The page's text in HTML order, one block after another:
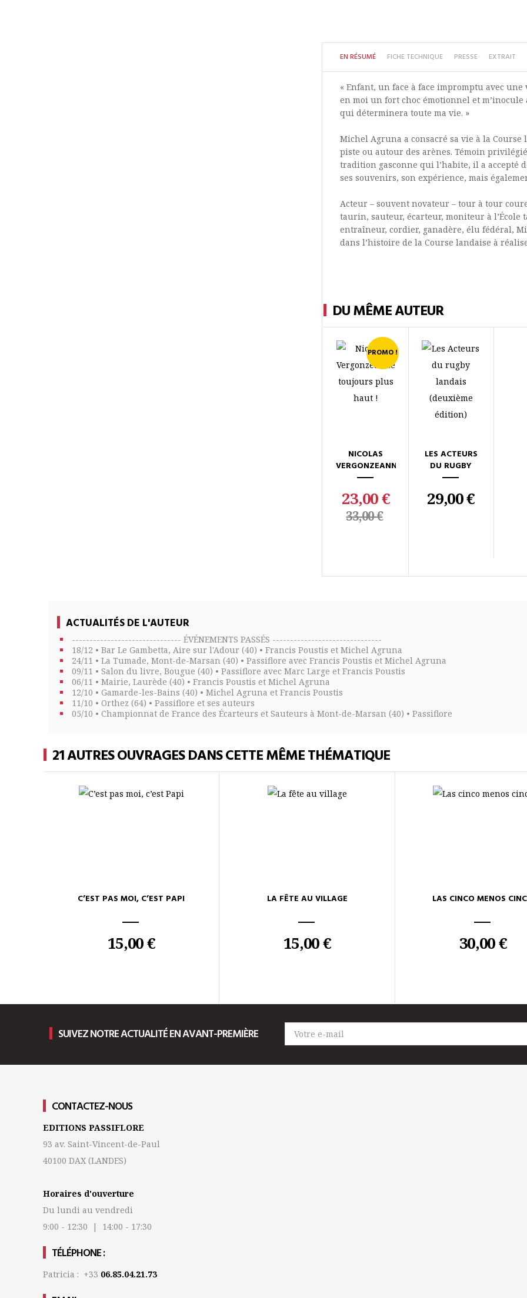
EN RÉSUMÉ FICHE TECHNIQUE PRESSE EXTRAIT
« Enfant, un face à face impromptu avec
en moi un fort choc émotionnel et
qui déterminera toute ma vie. »
Michel Agruna a consacré sa vie à la
piste ou autour des arènes. Témoin
tradition gasconne qui l’habite, il a accepté
ses souvenirs, son expérience, mais
Acteur – souvent novateur – tour à tour
taurin, sauteur, écarteur, moniteur à
entraîneur, cordier, ganadère, élu fédéral,
dans l’histoire de la Course landaise à
DU MÊME AUTEUR
PROMO !
NICOLAS
VERGONZEANNE,
TOUJOURS
23,00 €
33,00 €
LES ACTEURS
DU RUGBY
LANDAIS
29,00 €
ACTUALITÉS DE L'AUTEUR
------------------------------- ÉVÉNEMENTS PASSÉS -------------------------------
18/12 • Bar Le Gambetta, Aire sur l'Adour (40) • Francis Poustis et Michel Agruna
24/11 • La Tumade, Mont-de-Marsan (40) • Passiflore avec Francis Poustis et Michel Agruna
09/11 • Salon du livre, Bougue (40) • Passiflore avec Marc Large et Francis Poustis
06/11 • Mairie, Laurède (40) • Francis Poustis et Michel Agruna
12/10 • Gamarde-les-Bains (40) • Michel Agruna et Francis Poustis
11/10 • Orthez (64) • Passiflore et ses auteurs
05/10 • Championnat de France des Écarteurs et Sauteurs à Mont-de-Marsan (40) • Passiflore
21 AUTRES OUVRAGES DANS CETTE MÊME THÉMATIQUE
C’EST PAS MOI, C’EST PAPI
15,00 €
LA FÊTE AU VILLAGE
15,00 €
LAS CINCO MENOS
30,00 €
SUIVEZ NOTRE ACTUALITÉ EN AVANT-PREMIÈRE
CONTACTEZ-NOUS
EDITIONS PASSIFLORE
93 av. Saint-Vincent-de-Paul
40100 DAX (LANDES)
Horaires d'ouverture
Du lundi au vendredi
9:00 - 12:30 | 14:00 - 17:30
TÉLÉPHONE :
Patricia : +33 06.85.04.21.73